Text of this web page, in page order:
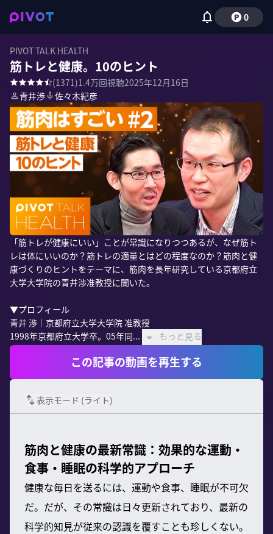
0
PIVOT TALK HEALTH
筋トレと健康。10のヒント
(1371)1.4万回視聴2025年12月16日
青井渉
佐々木紀彦
「筋トレが健康にいい」ことが常識になりつつあるが、なぜ筋ト
レは体にいいのか？筋トレの適量とはどの程度なのか？筋肉と健
康づくりのヒントをテーマに、筋肉を長年研究している京都府立
大学大学院の青井渉准教授に聞いた。
▼プロフィール
青井 渉｜京都府立大学大学院 准教授
1998年京都府立大学卒。05年同...
もっと見る
この記事の動画を再生する
表示モード (ライト)
筋肉と健康の最新常識：効果的な運動・
食事・睡眠の科学的アプローチ
健康な毎日を送るには、運動や食事、睡眠が不可欠
だ。だが、その常識は日々更新されており、最新の
科学的知見が従来の認識を覆すことも珍しくない。